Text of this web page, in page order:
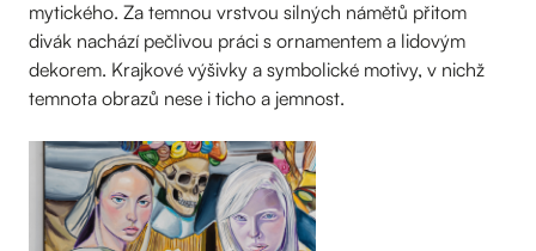
mytického. Za temnou vrstvou silných námětů přitom
divák nachází pečlivou práci s ornamentem a lidovým
dekorem. Krajkové výšivky a symbolické motivy, v nichž
temnota obrazů nese i ticho a jemnost.